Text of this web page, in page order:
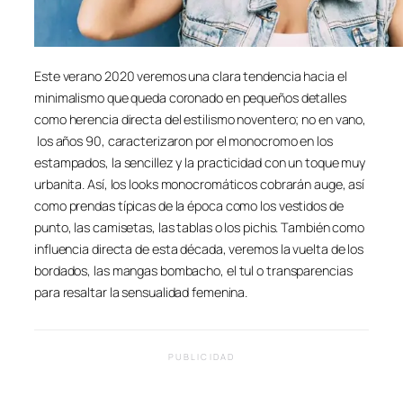
Este verano 2020 veremos una clara tendencia hacia el
minimalismo que queda coronado en pequeños detalles
como herencia directa del estilismo noventero; no en vano,
los años 90, caracterizaron por el monocromo en los
estampados, la sencillez y la practicidad con un toque muy
urbanita. Así, los looks monocromáticos cobrarán auge, así
como prendas típicas de la época como los vestidos de
punto, las camisetas, las tablas o los pichis. También como
influencia directa de esta década, veremos la vuelta de los
bordados, las mangas bombacho, el tul o transparencias
para resaltar la sensualidad femenina.
PUBLICIDAD